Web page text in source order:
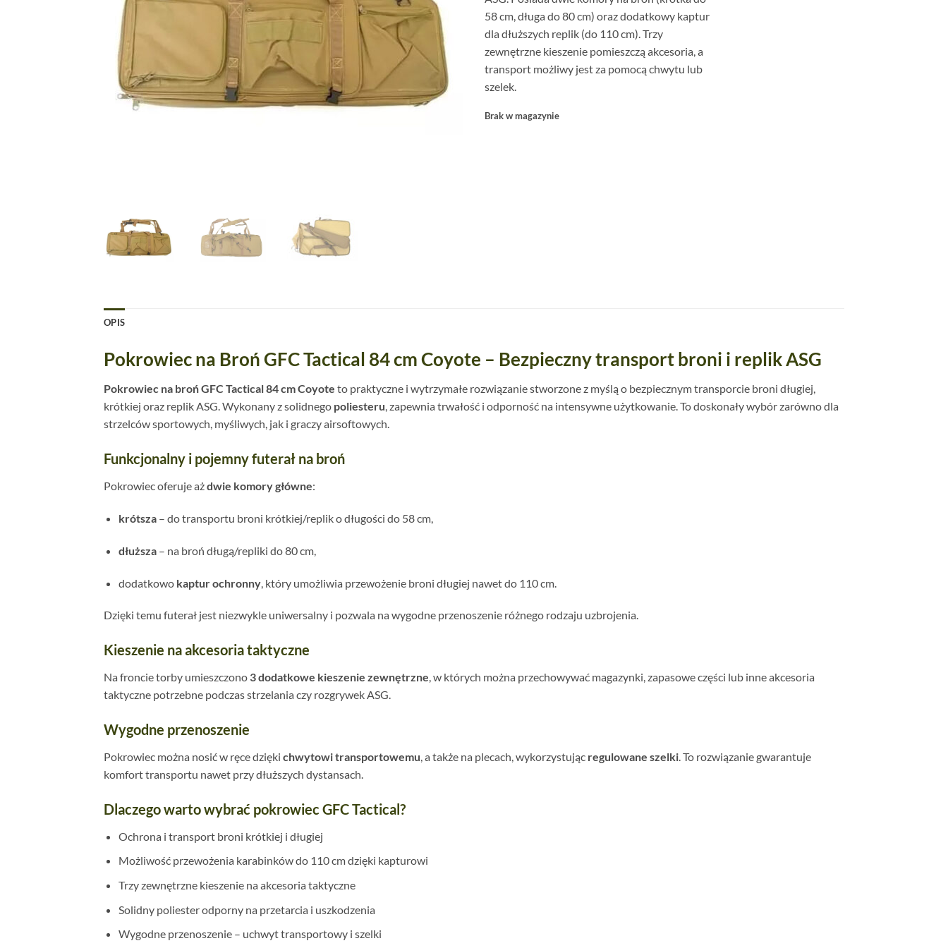
58 cm, długa do 80 cm) oraz dodatkowy kaptur
dla dłuższych replik (do 110 cm). Trzy
zewnętrzne kieszenie pomieszczą akcesoria, a
transport możliwy jest za pomocą chwytu lub
szelek.
Brak w magazynie
OPIS
Pokrowiec na Broń GFC Tactical 84 cm Coyote – Bezpieczny transport broni i replik ASG
Pokrowiec na broń GFC Tactical 84 cm Coyote to praktyczne i wytrzymałe rozwiązanie stworzone z myślą o bezpiecznym transporcie broni długiej,
krótkiej oraz replik ASG. Wykonany z solidnego poliesteru, zapewnia trwałość i odporność na intensywne użytkowanie. To doskonały wybór zarówno dla
strzelców sportowych, myśliwych, jak i graczy airsoftowych.
Funkcjonalny i pojemny futerał na broń
Pokrowiec oferuje ażdwie komory główne:
krótsza– do transportu broni krótkiej/replik o długości do 58 cm,
dłuższa– na broń długą/repliki do 80 cm,
dodatkowo kaptur ochronny, który umożliwia przewożenie broni długiej nawet do 110 cm.
Dzięki temu futerał jest niezwykle uniwersalny i pozwala na wygodne przenoszenie różnego rodzaju uzbrojenia.
Kieszenie na akcesoria taktyczne
Na froncie torby umieszczono 3 dodatkowe kieszenie zewnętrzne, w których można przechowywać magazynki, zapasowe części lub inne akcesoria
taktyczne potrzebne podczas strzelania czy rozgrywek ASG.
Wygodne przenoszenie
Pokrowiec można nosić w ręce dzięki chwytowi transportowemu, a także na plecach, wykorzystując regulowane szelki. To rozwiązanie gwarantuje
komfort transportu nawet przy dłuższych dystansach.
Dlaczego warto wybrać pokrowiec GFC Tactical?
Ochrona i transport broni krótkiej i długiej
Możliwość przewożenia karabinków do 110 cm dzięki kapturowi
Trzy zewnętrzne kieszenie na akcesoria taktyczne
Solidny poliester odporny na przetarcia i uszkodzenia
Wygodne przenoszenie – uchwyt transportowy i szelki